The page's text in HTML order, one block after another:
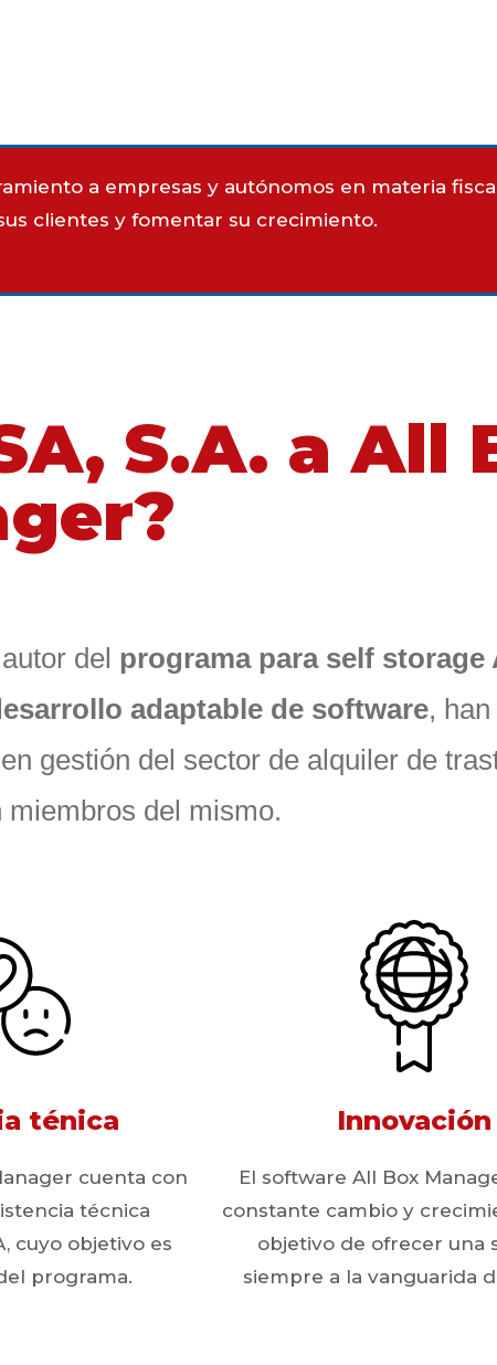
a empresas y autónomos en materia
clientes y fomentar su crecimiento.
S.A. a All
del programa para self storage
adaptable de software,
gestión del sector de alquiler de
miembros del mismo.
ténica
cuenta con
técnica
cuyo objetivo es
programa.
Innovación
El software All Box
constante cambio y
objetivo de ofrecer una
siempre a la vanguarida